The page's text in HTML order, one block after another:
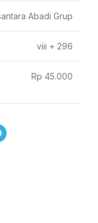
Abadi Grup
viii + 296
Rp 45.000